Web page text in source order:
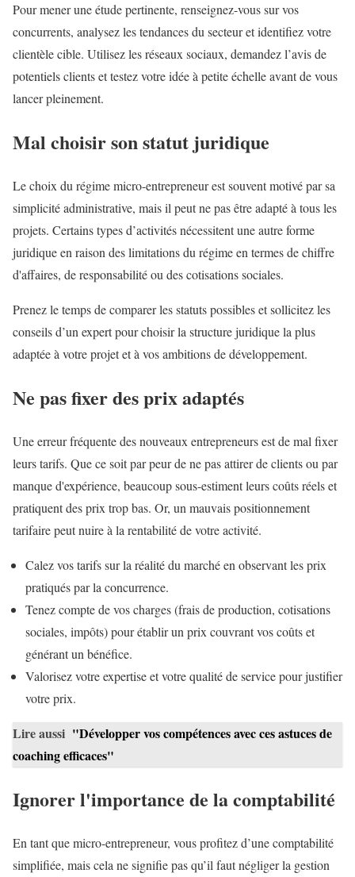
Pour mener une étude pertinente, renseignez-vous sur vos
concurrents, analysez les tendances du secteur et identifiez votre
clientèle cible. Utilisez les réseaux sociaux, demandez l’avis de
potentiels clients et testez votre idée à petite échelle avant de vous
lancer pleinement.
Mal choisir son statut juridique
Le choix du régime micro-entrepreneur est souvent motivé par sa
simplicité administrative, mais il peut ne pas être adapté à tous les
projets. Certains types d’activités nécessitent une autre forme
juridique en raison des limitations du régime en termes de chiffre
d'affaires, de responsabilité ou des cotisations sociales.
Prenez le temps de comparer les statuts possibles et sollicitez les
conseils d’un expert pour choisir la structure juridique la plus
adaptée à votre projet et à vos ambitions de développement.
Ne pas fixer des prix adaptés
Une erreur fréquente des nouveaux entrepreneurs est de mal fixer
leurs tarifs. Que ce soit par peur de ne pas attirer de clients ou par
manque d'expérience, beaucoup sous-estiment leurs coûts réels et
pratiquent des prix trop bas. Or, un mauvais positionnement
tarifaire peut nuire à la rentabilité de votre activité.
Calez vos tarifs sur la réalité du marché en observant les prix
pratiqués par la concurrence.
Tenez compte de vos charges (frais de production, cotisations
sociales, impôts) pour établir un prix couvrant vos coûts et
générant un bénéfice.
Valorisez votre expertise et votre qualité de service pour justifier
votre prix.
Lire aussi "Développer vos compétences avec ces astuces de
coaching efficaces"
Ignorer l'importance de la comptabilité
En tant que micro-entrepreneur, vous profitez d’une comptabilité
simplifiée, mais cela ne signifie pas qu’il faut négliger la gestion